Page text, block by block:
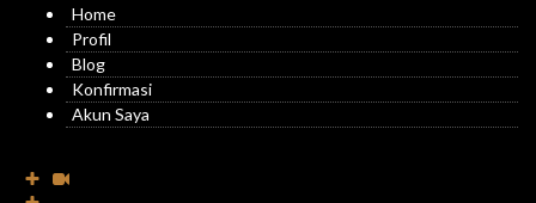
Home
Profil
Blog
Konfirmasi
Akun Saya